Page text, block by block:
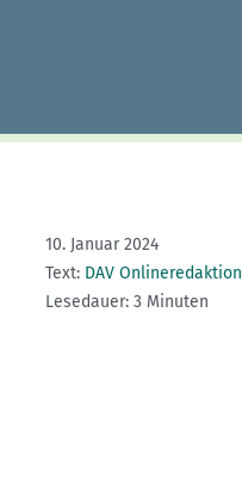
10. Januar 2024
Text: DAV Onlineredaktion
Lesedauer: 3 Minuten